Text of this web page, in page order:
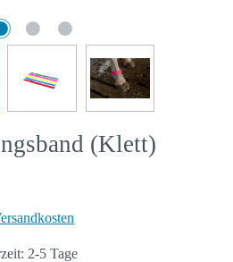
(Klett)
2-5 Tage